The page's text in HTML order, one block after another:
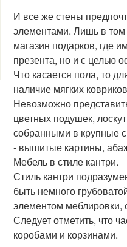
И все же стены
элементами. Лишь в том
магазин подарков, где
презента, но и с целью
Что касается пола, то
наличие мягких
Невозможно
цветных подушек,
собранными в крупные
- вышитые картины,
Мебель в стиле кантри.
Стиль кантри
быть немного
элементом меблировки,
Следует отметить, что
коробами и корзинами.